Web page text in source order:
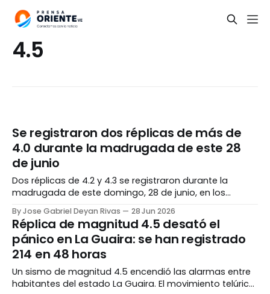
4.5
Se registraron dos réplicas de más de
4.0 durante la madrugada de este 28
de junio
Dos réplicas de 4.2 y 4.3 se registraron durante la
madrugada de este domingo, 28 de junio, en los
Fundación Venezolana de Investigaciones Sismológicas
(Funvisis). Según los reportes de la institución, el primer
sismo ocurrió a las 04:
By Jose Gabriel Deyan Rivas 28 Jun 2026
Réplica de magnitud 4.5 desató el
pánico en La Guaira: se han registrado
214 en 48 horas
Un sismo de magnitud 4.5 encendió las alarmas entre
habitantes del estado La Guaira. El movimiento telúrico